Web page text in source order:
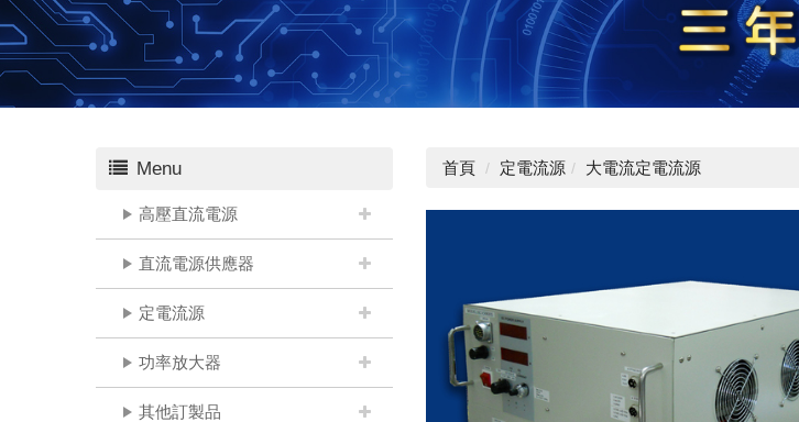
Menu
高壓直流電源
直流電源供應器
定電流源
功率放大器
其他訂製品
首頁 定電流源 大電流定電流源